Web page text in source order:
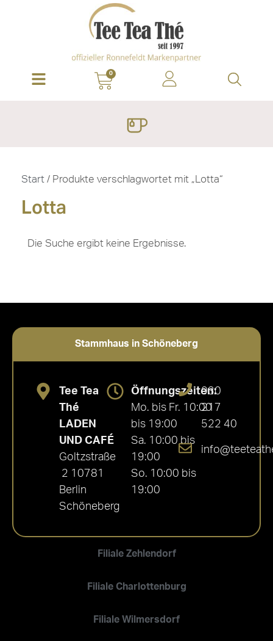
0
Start / Produkte verschlagwortet mit „Lotta“
Lotta
Die Suche ergibt keine Ergebnisse.
Stammhaus in Schöneberg
Filiale Zehlendorf
Filiale Charlottenburg
Filiale Wilmersdorf
Tee Tea
Thé
LADEN
UND CAFÉ
Goltzstraße
2 10781
Berlin
Schöneberg
Öffnungszeiten:
Mo. bis Fr. 10:00
bis 19:00
Sa. 10:00 bis
19:00
So. 10:00 bis
19:00
030
217
522 40